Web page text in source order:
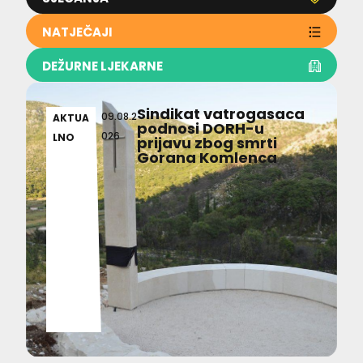
NATJEČAJI
DEŽURNE LJEKARNE
AKTUA
LNO
09.08.2
026
Sindikat vatrogasaca
podnosi DORH-u
prijavu zbog smrti
Gorana Komlenca